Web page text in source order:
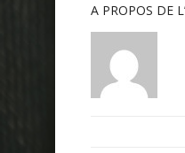
A PROPOS DE